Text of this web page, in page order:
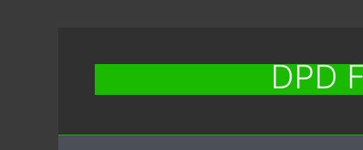
DPD